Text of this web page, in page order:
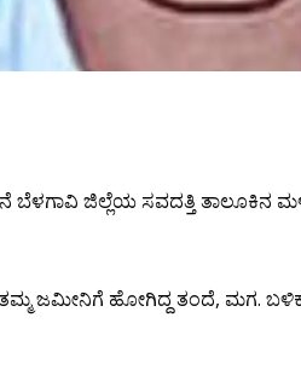
ಬೆಳಗಾವಿ ಜಿಲ್ಲೆಯ ಸವದತ್ತಿ ತಾಲೂಕಿನ
ತಮ್ಮ ಜಮೀನಿಗೆ ಹೋಗಿದ್ದ ತಂದೆ, ಮಗ.